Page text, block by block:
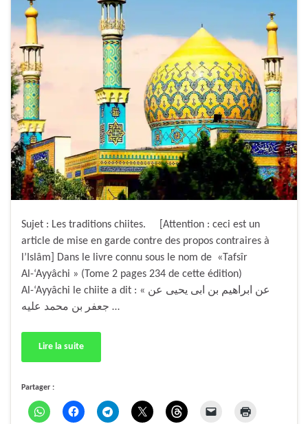
Sujet : Les traditions chiites. [Attention : ceci est un
article de mise en garde contre des propos contraires à
l’Islâm] Dans le livre connu sous le nom de «Tafsîr
Al-‘Ayyâchi » (Tome 2 pages 234 de cette édition)
Al-‘Ayyâchi le chiite a dit : « عن ابراهيم بن ابى يحيى عن
جعفر بن محمد عليه …
Lire la suite
Partager :